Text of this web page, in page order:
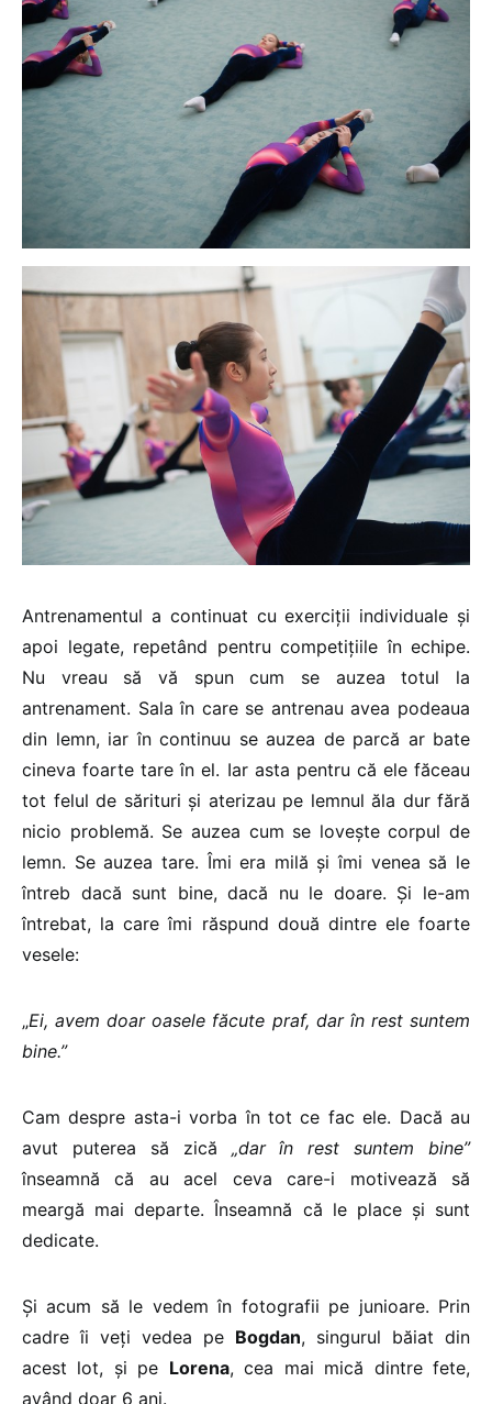
Antrenamentul a continuat cu exerciții individuale și
apoi legate, repetând pentru competițiile în echipe.
Nu vreau să vă spun cum se auzea totul la
antrenament. Sala în care se antrenau avea podeaua
din lemn, iar în continuu se auzea de parcă ar bate
cineva foarte tare în el. Iar asta pentru că ele făceau
tot felul de sărituri și aterizau pe lemnul ăla dur fără
nicio problemă. Se auzea cum se lovește corpul de
lemn. Se auzea tare. Îmi era milă și îmi venea să le
întreb dacă sunt bine, dacă nu le doare. Și le-am
întrebat, la care îmi răspund două dintre ele foarte
vesele:
„Ei, avem doar oasele făcute praf, dar în rest suntem
bine.”
Cam despre asta-i vorba în tot ce fac ele. Dacă au
avut puterea să zică „dar în rest suntem bine”
înseamnă că au acel ceva care-i motivează să
meargă mai departe. Înseamnă că le place și sunt
dedicate.
Și acum să le vedem în fotografii pe junioare. Prin
cadre îi veți vedea pe Bogdan, singurul băiat din
acest lot, și pe Lorena, cea mai mică dintre fete,
având doar 6 ani.